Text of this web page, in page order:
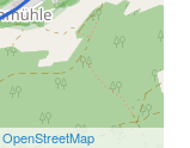
OpenStreetMap